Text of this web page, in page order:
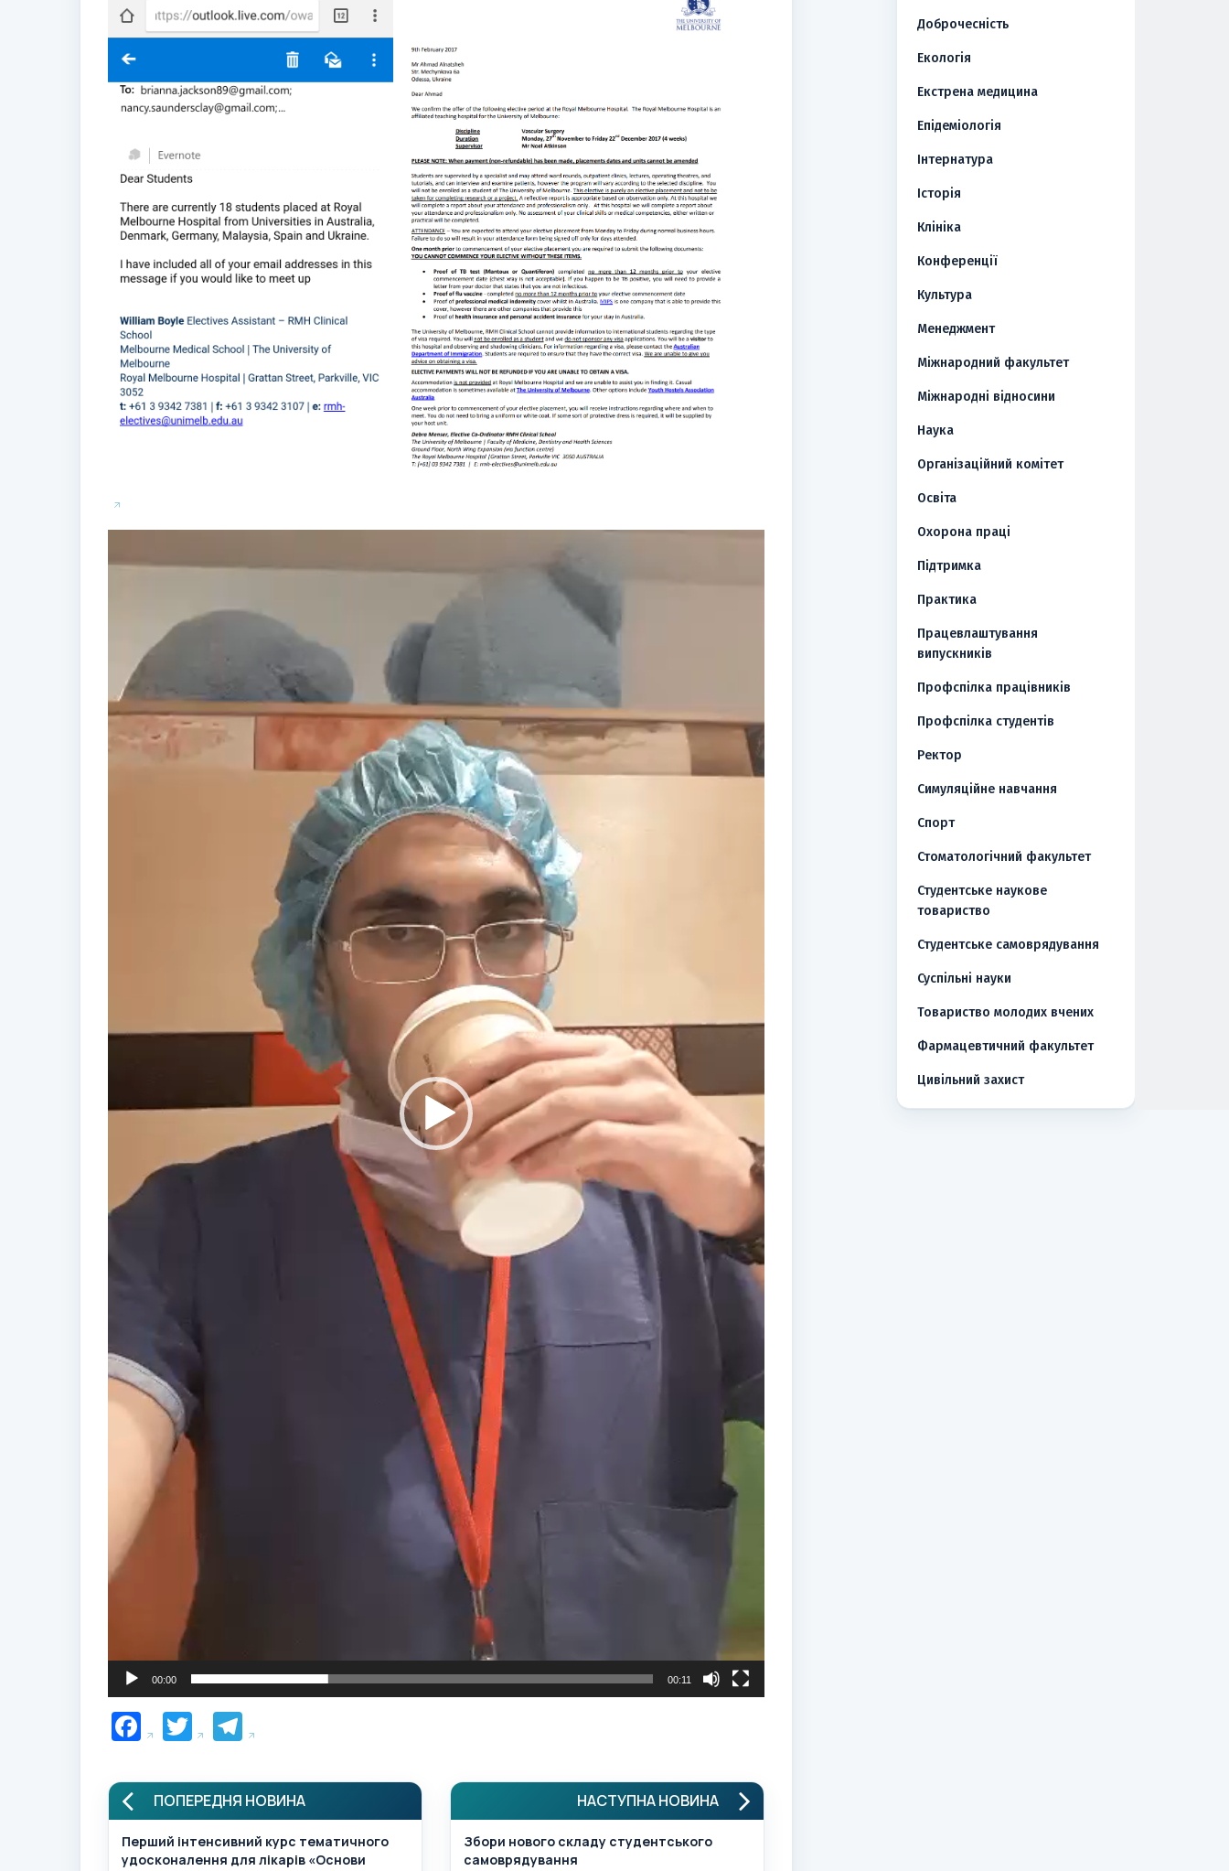
Player
00:00 00:11
Facebook
TwitterTelegram
ПОПЕРЕДНЯ НОВИНА
Перший інтенсивний курс тематичного
удосконалення для лікарів «Основи
НАСТУПНА НОВИНА
Збори нового складу студентського
самоврядування
Доброчесність
Екологія
Екстрена медицина
Епідеміологія
Інтернатура
Історія
Клініка
Конференції
Культура
Менеджмент
Міжнародний факультет
Міжнародні відносини
Наука
Організаційний комітет
Освіта
Охорона праці
Підтримка
Практика
Працевлаштування
випускників
Профспілка працівників
Профспілка студентів
Ректор
Симуляційне навчання
Спорт
Стоматологічний факультет
Студентське наукове
товариство
Студентське самоврядування
Суспільні науки
Товариство молодих вчених
Фармацевтичний факультет
Цивільний захист